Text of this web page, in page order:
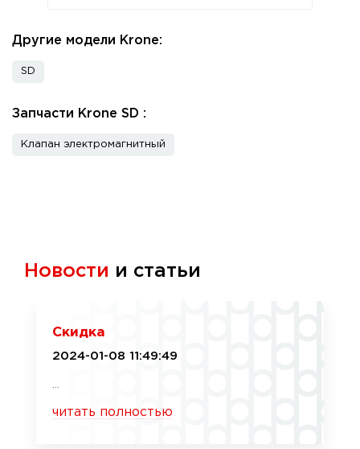
Другие модели Krone:
SD
Запчасти Krone SD :
Клапан электромагнитный
Новости и статьи
Скидка
2024-01-08 11:49:49
читать полностью